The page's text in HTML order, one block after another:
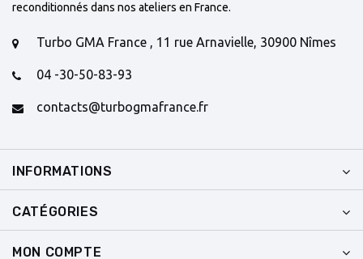
reconditionnés dans nos ateliers en France.
Turbo GMA France , 11 rue Arnavielle, 30900 Nîmes
04 -30-50-83-93
contacts@turbogmafrance.fr
INFORMATIONS
CATÉGORIES
MON COMPTE